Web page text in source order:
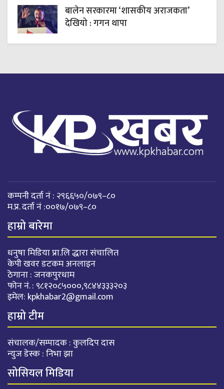
बालेन सरकारमा ‘शासकीय अराजकता’
देखियो : गगन थापा
कम्पनी दर्ता नं : २९६६५०/०७९–८०
म.प्र. दर्ता नं :००१७/०७९–८०
हाम्रो बारेमा
धनुषा मिडिया प्रा.लि द्धारा संचालित
केपी खवर डटकम अनलाइन
ठेगाना : जनकपुरधाम
फोन नं. : ९८१२०८५०००,९८४४३३३२०३
इमेल: kpkhabar2@gmail.com
हाम्रो टीम
संचालक/सम्पादक : कुलदिप दास
न्युज डेस्क : निभा झा
सोसियल मिडिया